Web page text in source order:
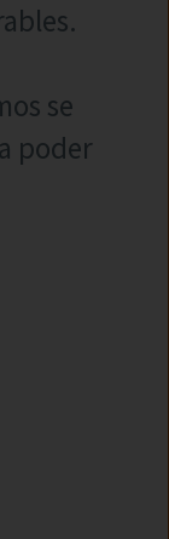
se
poder